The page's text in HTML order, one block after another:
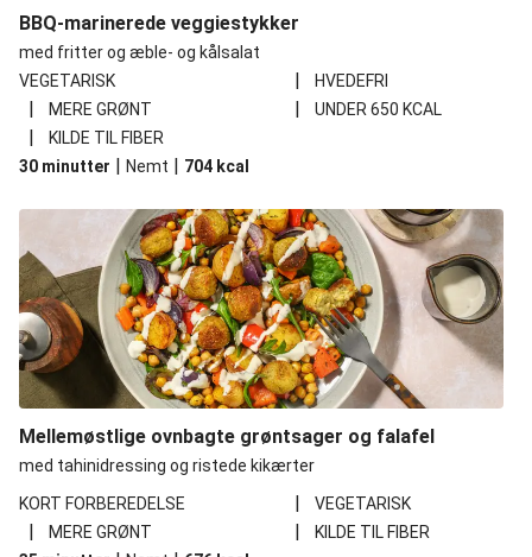
BBQ-marinerede veggiestykker
med fritter og æble- og kålsalat
VEGETARISK
| HVEDEFRI
| MERE GRØNT | UNDER 650 KCAL
|
KILDE TIL FIBER
30 minutter | Nemt | 704 kcal
Mellemøstlige ovnbagte grøntsager og falafel
med tahinidressing og ristede kikærter
KORT FORBEREDELSE
| VEGETARISK
| MERE GRØNT |
KILDE TIL FIBER